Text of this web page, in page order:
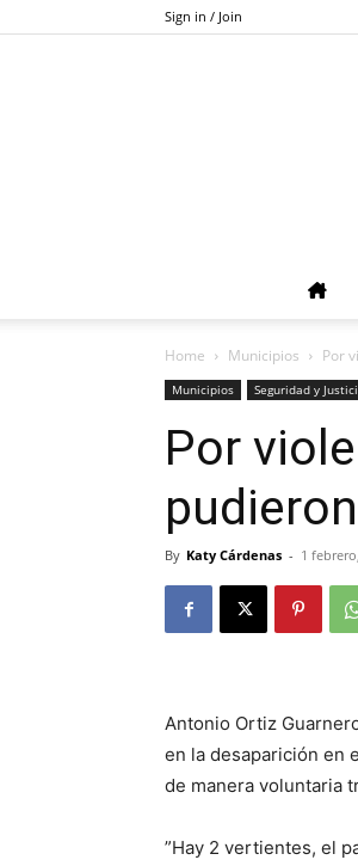
Sign in / Join
Home Municipios Por
Municipios Seguridad y
Por
By Katy Cárdenas - 1
Antonio Ortiz
en la desaparición en
de manera voluntaria
”Hay 2 vertientes, el